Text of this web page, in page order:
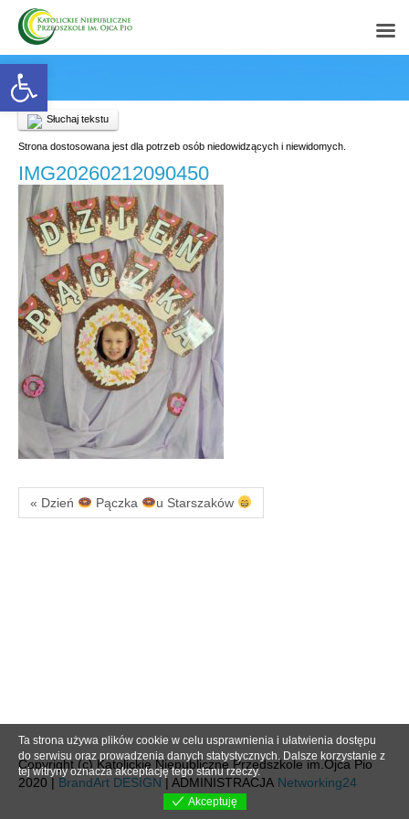
Open toolbar
Słuchaj tekstu
Strona dostosowana jest dla potrzeb osób niedowidzących i niewidomych.
IMG20260212090450
« Dzień Pączka u Starszaków
Copyright (c) Katolickie Niepubliczne Przedszkole im.Ojca Pio
2020 | BrandArt DESIGN | ADMINISTRACJA Networking24
Ta strona używa plików cookie w celu usprawnienia i ułatwienia dostępu
do serwisu oraz prowadzenia danych statystycznych. Dalsze korzystanie z
tej witryny oznacza akceptację tego stanu rzeczy.
Akceptuję